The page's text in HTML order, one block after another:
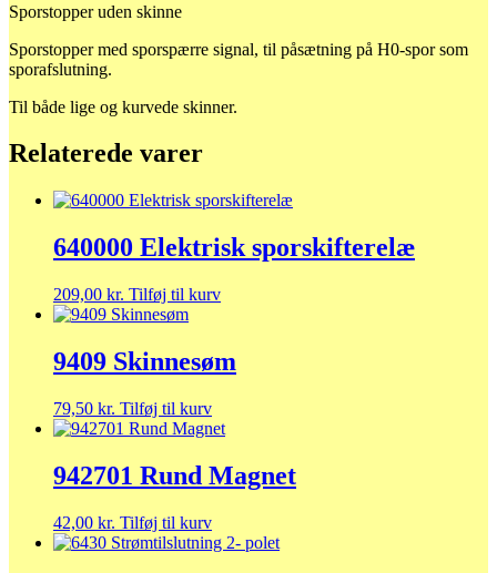
Sporstopper uden skinne
Sporstopper med sporspærre signal, til påsætning på H0-spor som
sporafslutning.
Til både lige og kurvede skinner.
Relaterede varer
640000 Elektrisk sporskifterelæ
209,00 kr. Tilføj til kurv
9409 Skinnesøm
79,50 kr. Tilføj til kurv
942701 Rund Magnet
42,00 kr. Tilføj til kurv